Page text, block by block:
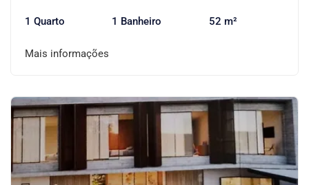
1 Quarto 1 Banheiro 52 m²
Mais informações